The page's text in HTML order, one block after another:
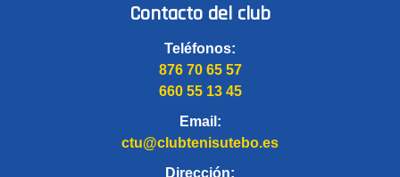
Contacto del club
Teléfonos:
876 70 65 57
660 55 13 45
Email:
ctu@clubtenisutebo.es
Dirección: